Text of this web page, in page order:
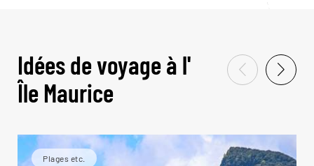
Idées de voyage à l'
Île Maurice
Plages etc.